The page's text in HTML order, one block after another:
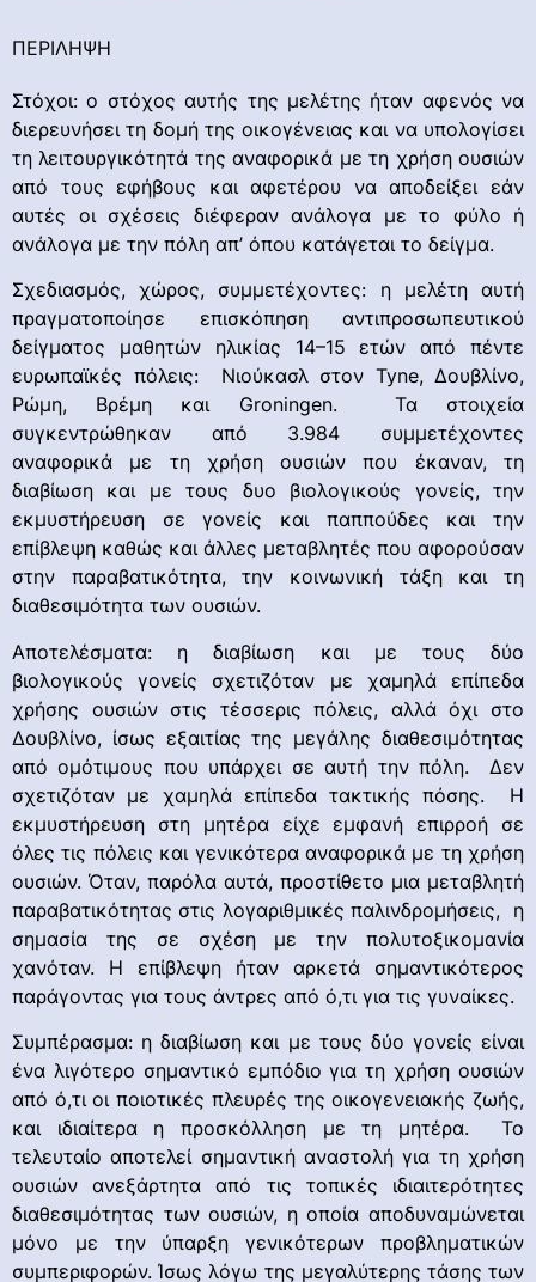
ΠΕΡΙΛΗΨΗ
Στόχοι: ο στόχος αυτής της μελέτης ήταν αφενός να
διερευνήσει τη δομή της οικογένειας και να υπολογίσει
τη λειτουργικότητά της αναφορικά με τη χρήση ουσιών
από τους εφήβους και αφετέρου να αποδείξει εάν
αυτές οι σχέσεις διέφεραν ανάλογα με το φύλο ή
ανάλογα με την πόλη απ’ όπου κατάγεται το δείγμα.
Σχεδιασμός, χώρος, συμμετέχοντες: η μελέτη αυτή
πραγματοποίησε επισκόπηση αντιπροσωπευτικού
δείγματος μαθητών ηλικίας 14–15 ετών από πέντε
ευρωπαϊκές πόλεις: Νιούκασλ στον Tyne, Δουβλίνο,
Ρώμη, Βρέμη και Groningen. Τα στοιχεία
συγκεντρώθηκαν από 3.984 συμμετέχοντες
αναφορικά με τη χρήση ουσιών που έκαναν, τη
διαβίωση και με τους δυο βιολογικούς γονείς, την
εκμυστήρευση σε γονείς και παππούδες και την
επίβλεψη καθώς και άλλες μεταβλητές που αφορούσαν
στην παραβατικότητα, την κοινωνική τάξη και τη
διαθεσιμότητα των ουσιών.
Αποτελέσματα: η διαβίωση και με τους δύο
βιολογικούς γονείς σχετιζόταν με χαμηλά επίπεδα
χρήσης ουσιών στις τέσσερις πόλεις, αλλά όχι στο
Δουβλίνο, ίσως εξαιτίας της μεγάλης διαθεσιμότητας
από ομότιμους που υπάρχει σε αυτή την πόλη. Δεν
σχετιζόταν με χαμηλά επίπεδα τακτικής πόσης. Η
εκμυστήρευση στη μητέρα είχε εμφανή επιρροή σε
όλες τις πόλεις και γενικότερα αναφορικά με τη χρήση
ουσιών. Όταν, παρόλα αυτά, προστίθετο μια μεταβλητή
παραβατικότητας στις λογαριθμικές παλινδρομήσεις, η
σημασία της σε σχέση με την πολυτοξικομανία
χανόταν. Η επίβλεψη ήταν αρκετά σημαντικότερος
παράγοντας για τους άντρες από ό,τι για τις γυναίκες.
Συμπέρασμα: η διαβίωση και με τους δύο γονείς είναι
ένα λιγότερο σημαντικό εμπόδιο για τη χρήση ουσιών
από ό,τι οι ποιοτικές πλευρές της οικογενειακής ζωής,
και ιδιαίτερα η προσκόλληση με τη μητέρα. Το
τελευταίο αποτελεί σημαντική αναστολή για τη χρήση
ουσιών ανεξάρτητα από τις τοπικές ιδιαιτερότητες
διαθεσιμότητας των ουσιών, η οποία αποδυναμώνεται
μόνο με την ύπαρξη γενικότερων προβληματικών
συμπεριφορών. Ίσως λόγω της μεγαλύτερης τάσης των